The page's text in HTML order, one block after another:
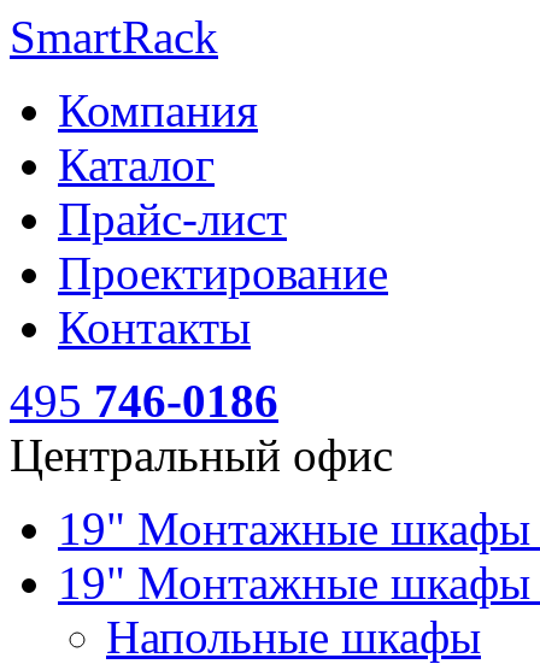
SmartRack
Компания
Каталог
Прайс-лист
Проектирование
Контакты
495 746-0186
Центральный офис
19" Монтажные
19" Монтажные шкафы
Напольные шкафы